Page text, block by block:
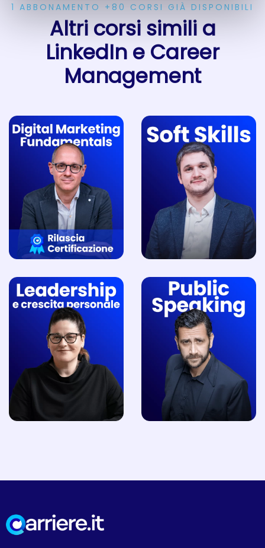
1 ABBONAMENTO +80 CORSI GIÀ DISPONIBILI
Altri corsi simili a
LinkedIn e Career
Management